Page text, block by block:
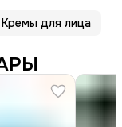
Кремы для лица